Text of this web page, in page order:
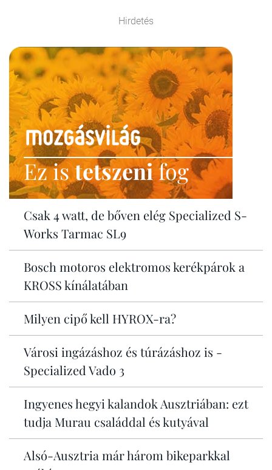
Hirdetés
Ez istetszenifog
Csak 4 watt, de bőven elég Specialized S-
Works Tarmac SL9
Bosch motoros elektromos kerékpárok a
KROSS kínálatában
Milyen cipő kell HYROX-ra?
Városi ingázáshoz és túrázáshoz is -
Specialized Vado 3
Ingyenes hegyi kalandok Ausztriában: ezt
tudja Murau családdal és kutyával
Alsó-Ausztria már három bikeparkkal